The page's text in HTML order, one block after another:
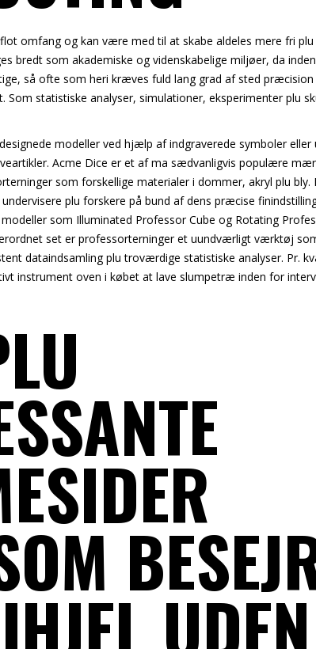
omfang og kan være med til at skabe aldeles mere fri
bredt som akademiske og videnskabelige miljøer, da
så ofte som heri kræves fuld lang grad af sted
Som statistiske analyser, simulationer, eksperimenter plu
modeller ved hjælp af indgraverede symboler
Acme Dice er et af ma sædvanligvis populære
som forskellige materialer i dommer, akryl plu bly.
plu forskere på bund af dens præcise
som Illuminated Professor Cube og Rotating
set er professorterninger et uundværligt værktøj
dataindsamling plu troværdige statistiske analyser. Pr.
instrument oven i købet at lave slumpetræ inden for